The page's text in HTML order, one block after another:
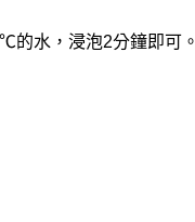
的水，浸泡2分鐘即可。